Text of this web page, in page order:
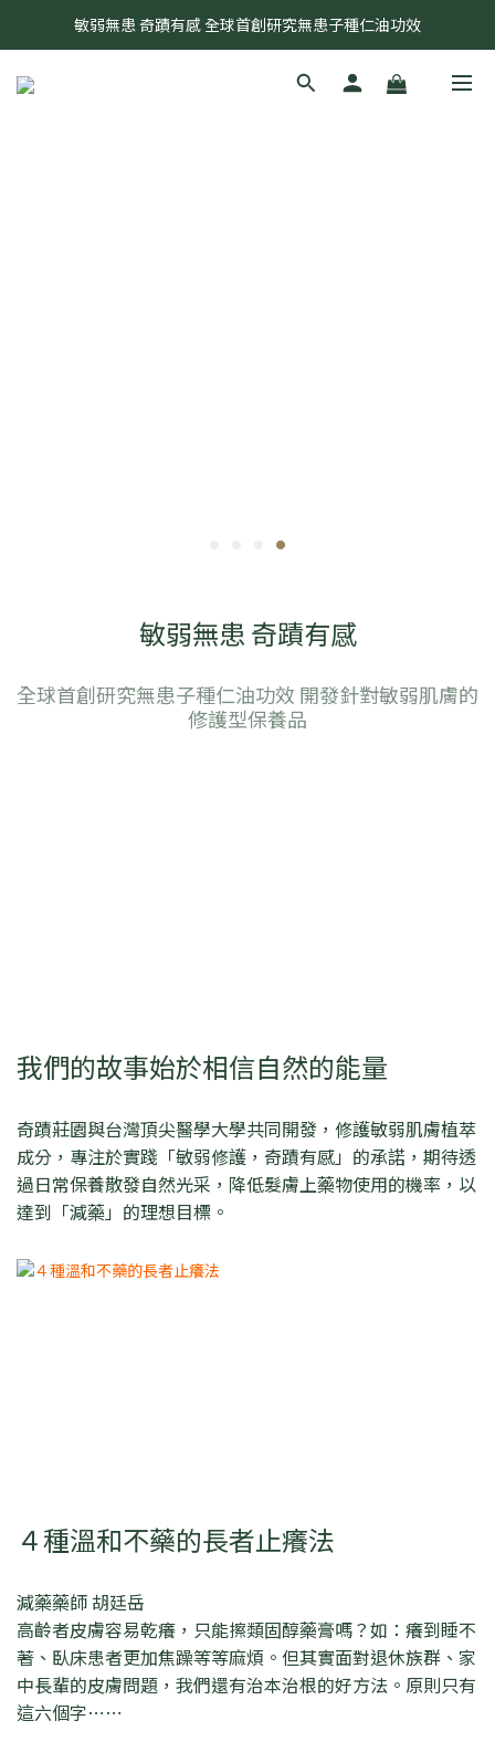
奇蹟莊園2026年開始以「專利成分與研發中心」持續為大家服務
敏弱無患 奇蹟有感 全球首創研究無患子種仁油功效
奇蹟莊園2026年開始以「專利成分與研發中心」持續為大家服務
敏弱無患 奇蹟有感
全球首創研究無患子種仁油功效 開發針對敏弱肌膚的
修護型保養品
我們的故事始於相信自然的能量
奇蹟莊園與台灣頂尖醫學大學共同開發，修護敏弱肌膚植萃
成分，專注於實踐「敏弱修護，奇蹟有感」的承諾，期待透
過日常保養散發自然光采，降低髮膚上藥物使用的機率，以
達到「減藥」的理想目標。
４種溫和不藥的長者止癢法
減藥藥師 胡廷岳
高齡者皮膚容易乾癢，只能擦類固醇藥膏嗎？如：癢到睡不
著、臥床患者更加焦躁等等麻煩。但其實面對退休族群、家
中長輩的皮膚問題，我們還有治本治根的好方法。原則只有
這六個字⋯⋯